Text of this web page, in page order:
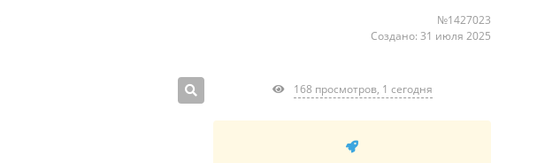
№1427023
Создано: 31 июля 2025
168 просмотров, 1 сегодня